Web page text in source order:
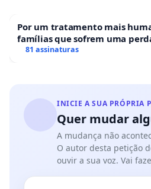
Por um tratamento mais
famílias que sofrem uma
hospitais portugueses
81 assinaturas
INICIE A SUA PRÓPRIA
Quer mudar
A mudança não
O autor desta petição
ouvir a sua voz. Vai